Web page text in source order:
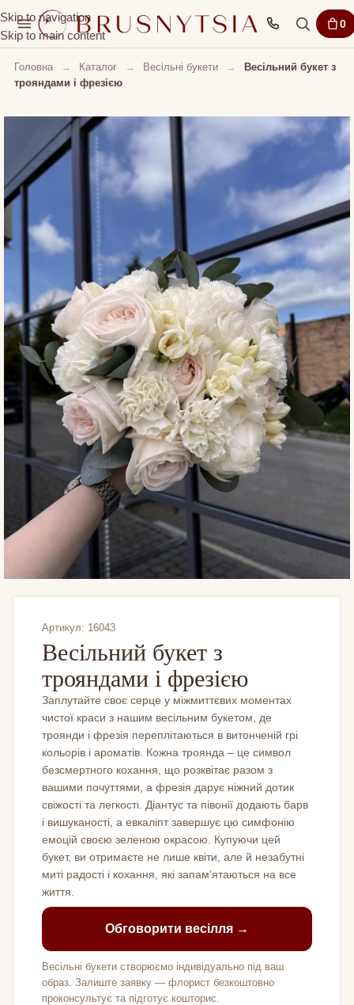
Skip to navigation
Skip to main content
0
Головна → Каталог → Весільні букети →
Весільний букет з
трояндами і фрезією
Артикул: 16043
Весільний букет з
трояндами і фрезією
Заплутайте своє серце у міжмиттєвих моментах
чистої краси з нашим весільним букетом, де
троянди і фрезія переплітаються в витонченій грі
кольорів і ароматів. Кожна троянда – це символ
безсмертного кохання, що розквітає разом з
вашими почуттями, а фрезія дарує ніжний дотик
свіжості та легкості. Діантус та півонії додають барв
і вишуканості, а евкаліпт завершує цю симфонію
емоцій своєю зеленою окрасою. Купуючи цей
букет, ви отримаєте не лише квіти, але й незабутні
миті радості і кохання, які запам’ятаються на все
життя.
Обговорити весілля →
Весільні букети створюємо індивідуально під ваш
образ. Залиште заявку — флорист безкоштовно
проконсультує та підготує кошторис.